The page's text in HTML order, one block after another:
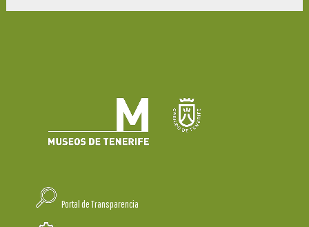
Portal de Transparencia